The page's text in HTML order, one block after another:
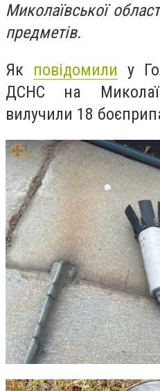
Миколаївської
предметів.
Як повідомили у
ДСНС на
вилучили 18